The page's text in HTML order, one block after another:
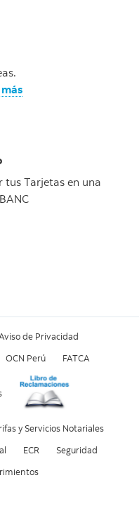
tus Tarjetas en una
de Privacidad
OCN Perú FATCA
y Servicios Notariales
ECR Seguridad